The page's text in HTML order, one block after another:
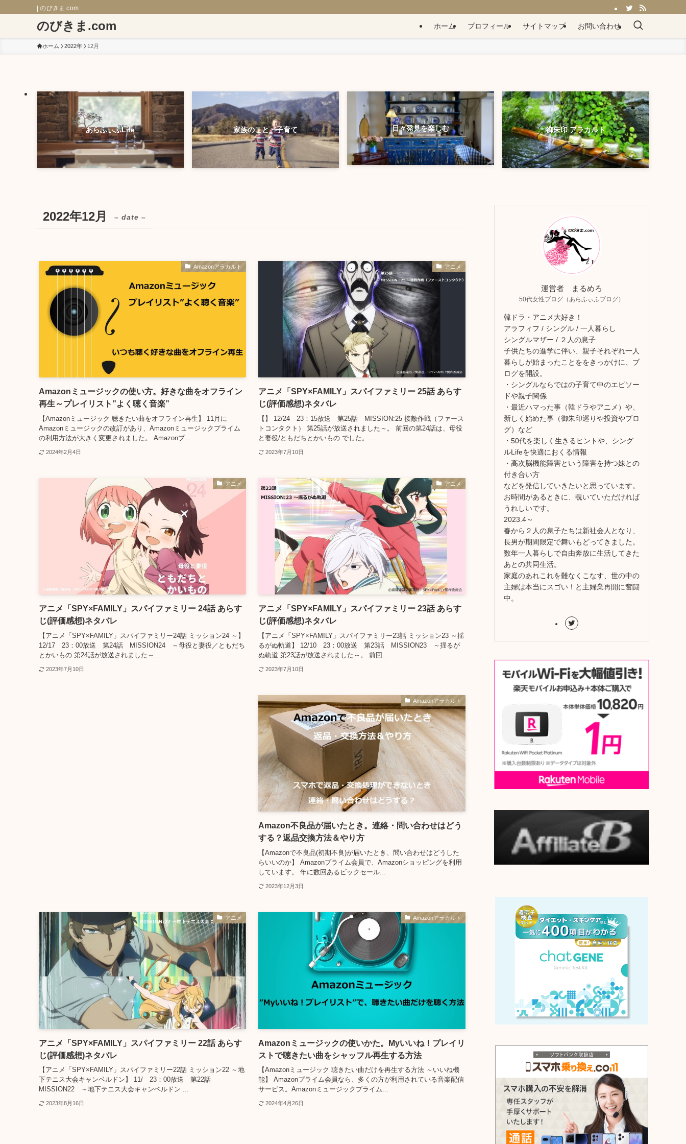
| のびきま.com
のびきま.com ホーム プロフィール サイトマップ お問い合わせ
ホーム 2022年 12月
あらふぃふLife 家族のこと・子育て 日々発見を楽しむ 御朱印 アラカルト
2022年12月 – date –
Amazonアラカルト
Amazonミュージックの使い方。好きな曲をオフライン
再生～プレイリスト”よく聴く音楽”
【Amazonミュージック 聴きたい曲をオフライン再生】 11月に
Amazonミュージックの改訂があり、Amazonミュージックプライム
の利用方法が大きく変更されました。 Amazonプ...
2024年2月4日
アニメ
アニメ「SPY×FAMILY」スパイファミリー 25話 あらす
じ(評価感想)ネタバレ
【】 12/24 23：15放送 第25話 MISSION:25 接敵作戦（ファース
トコンタクト） 第25話が放送されました～。 前回の第24話は、母役
と妻役/ともだちとかいもの でした。...
2023年7月10日
アニメ
アニメ「SPY×FAMILY」スパイファミリー 24話 あらす
じ(評価感想)ネタバレ
【アニメ「SPY×FAMILY」スパイファミリー24話 ミッション24 ～】
12/17 23：00放送 第24話 MISSION24 ～母役と妻役／ともだち
とかいもの 第24話が放送されました～...
2023年7月10日
アニメ
アニメ「SPY×FAMILY」スパイファミリー 23話 あらす
じ(評価感想)ネタバレ
【アニメ「SPY×FAMILY」スパイファミリー23話 ミッション23 ～揺
るがぬ軌道】 12/10 23：00放送 第23話 MISSION23 ～揺るが
ぬ軌道 第23話が放送されました～。 前回...
2023年7月10日
Amazonアラカルト
Amazon不良品が届いたとき。連絡・問い合わせはどう
する？返品交換方法＆やり方
【Amazonで不良品(初期不良)が届いたとき、問い合わせはどうした
らいいのか】 Amazonプライム会員で、Amazonショッピングを利用
しています。 年に数回あるビックセール...
2023年12月3日
アニメ
アニメ「SPY×FAMILY」スパイファミリー 22話 あらす
じ(評価感想)ネタバレ
【アニメ「SPY×FAMILY」スパイファミリー22話 ミッション22 ～地
下テニス大会キャンベルドン】 11/ 23：00放送 第22話
MISSION22 ～地下テニス大会キャンベルドン ...
2023年8月16日
Amazonアラカルト
Amazonミュージックの使いかた。Myいいね！プレイリ
ストで聴きたい曲をシャッフル再生する方法
【Amazonミュージック 聴きたい曲だけを再生する方法 ～いいね機
能】 Amazonプライム会員なら、多くの方が利用されている音楽配信
サービス。Amazonミュージックプライム...
2024年4月26日
運営者 まるめろ
50代女性ブログ（あらふぃふブログ）
韓ドラ・アニメ大好き！
アラフィフ / シングル / 一人暮らし
シングルマザー / ２人の息子
子供たちの進学に伴い、親子それぞれ一人
暮らしが始まったことををきっかけに、ブ
ログを開設。
・シングルならではの子育て中のエピソー
ドや親子関係
・最近ハマった事（韓ドラやアニメ）や、
新しく始めた事（御朱印巡りや投資やブロ
グ）など
・50代を楽しく生きるヒントや、シング
ルLifeを快適におくる情報
・高次脳機能障害という障害を持つ妹との
付き合い方
などを発信していきたいと思っています。
お時間があるときに、覗いていただければ
うれしいです。
2023.4～
春から２人の息子たちは新社会人となり、
長男が期間限定で舞いもどってきました。
数年一人暮らしで自由奔放に生活してきた
あとの共同生活。
家庭のあれこれを難なくこなす、世の中の
主婦は本当にスゴい！と主婦業再開に奮闘
中。